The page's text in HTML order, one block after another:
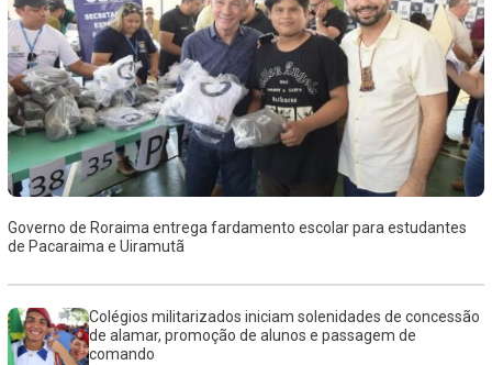
Governo de Roraima entrega fardamento escolar para estudantes
de Pacaraima e Uiramutã
Colégios militarizados iniciam solenidades de concessão
de alamar, promoção de alunos e passagem de
comando